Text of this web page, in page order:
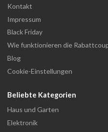
Kontakt
Impressum
Black Friday
Wie funktionieren die
Blog
Cookie-Einstellungen
Beliebte Kategorien
Haus und Garten
Elektronik